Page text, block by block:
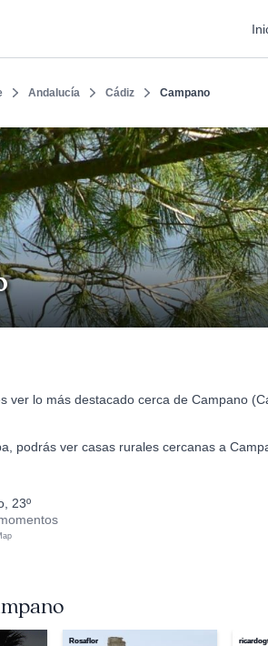
Andalucía Cádiz Campano
ver lo más destacado cerca de Campano
podrás ver casas rurales cercanas a
23º
Rosaflor